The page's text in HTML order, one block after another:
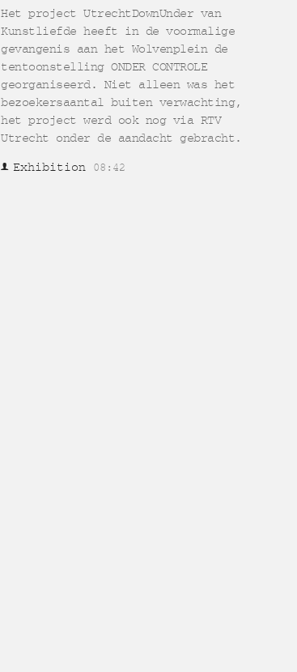
Het project UtrechtDownUnder van
Kunstliefde heeft in de voormalige
gevangenis aan het Wolvenplein de
tentoonstelling ONDER CONTROLE
georganiseerd. Niet alleen was het
bezoekersaantal buiten verwachting,
het project werd ook nog via RTV
Utrecht onder de aandacht gebracht.
Exhibition 08:42